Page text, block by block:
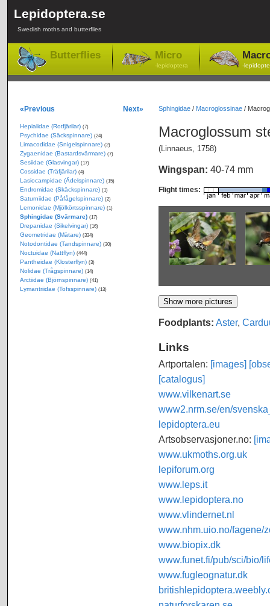
Lepidoptera.se
Swedish moths and butterflies
Butterflies Micro
-lepidoptera -
Sphingidae/ Macroglossinae/
Macroglossum
(Linnaeus, 1758)
Wingspan: 40-74 mm
Flight times:
Foodplants: Aster,
Links
Artportalen: [images]
[catalogus]
www.vilkenart.se
www2.nrm.se/en/
lepidoptera.eu
Artsobservasjoner.no:
www.ukmoths.org.uk
lepiforum.org
www.leps.it
www.lepidoptera.no
www.vlindernet.nl
www.nhm.uio.no/fagene/
www.biopix.dk
www.funet.fi/pub/sci/bio/
www.fugleognatur.dk
«Previous Next»
Hepialidae (Rotfjärilar) (7)
Psychidae (Säckspinnare) (24)
Limacodidae (Snigelspinnare) (2)
Zygaenidae (Bastardsvärmare) (7)
Sesiidae (Glasvingar) (17)
Cossidae (Träfjärilar) (4)
Lasiocampidae (Ädelspinnare) (15)
Endromidae (Skäckspinnare) (1)
Saturniidae (Påfågelspinnare) (2)
Lemonidae (Mjölkörtsspinnare) (1)
Sphingidae (Svärmare) (17)
Drepanidae (Sikelvingar) (16)
Geometridae (Mätare) (334)
Notodontidae (Tandspinnare) (30)
Noctuidae (Nattflyn) (444)
Pantheidae (Klosterflyn) (3)
Nolidae (Trågspinnare) (14)
Arctiidae (Björnspinnare) (41)
Lymantriidae (Tofsspinnare) (13)